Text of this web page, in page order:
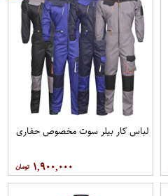
لباس کار بیلر سوت مخصوص حفاری
۱,۹۰۰,۰۰۰